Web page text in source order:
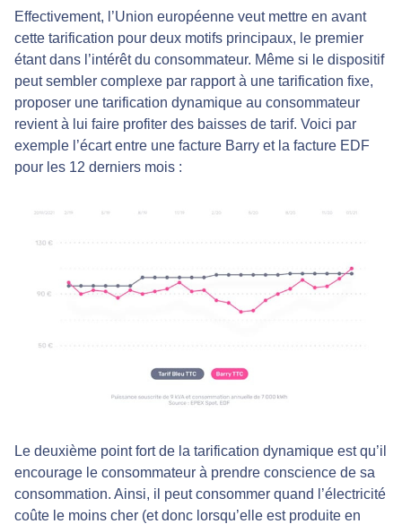
Effectivement, l’Union européenne veut mettre en avant
cette tarification pour deux motifs principaux, le premier
étant dans l’intérêt du consommateur. Même si le dispositif
peut sembler complexe par rapport à une tarification fixe,
proposer une tarification dynamique au consommateur
revient à lui faire profiter des baisses de tarif. Voici par
exemple l’écart entre une facture Barry et la facture EDF
pour les 12 derniers mois :
Le deuxième point fort de la tarification dynamique est qu’il
encourage le consommateur à prendre conscience de sa
consommation. Ainsi, il peut consommer quand l’électricité
coûte le moins cher (et donc lorsqu’elle est produite en